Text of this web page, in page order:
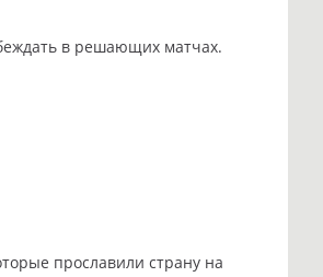
в решающих матчах.
прославили страну на